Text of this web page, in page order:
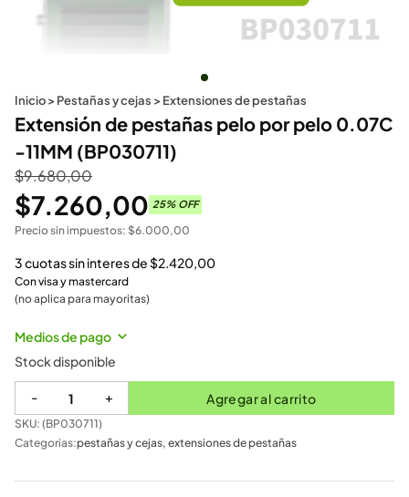
Inicio> Pestañas y cejas > Extensiones de pestañas
Extensión de pestañas pelo por pelo 0.07C
-11MM (BP030711)
$9.680,00
$7.260,00 25% OFF
Precio sin impuestos: $6.000,00
3 cuotas sin interes de$2.420,00
Con visa y mastercard
(no aplica para mayoritas)
Medios de pago
Stock disponible
- + Agregar al carrito
SKU: (BP030711)
Categorias:pestañas y cejas, extensiones de pestañas